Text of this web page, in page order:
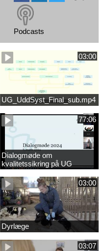
Podcasts
03:00
UG_UddSyst_Final_sub.mp4
77:06
Dialogmøde om
kvalitetssikring på UG
03:00
Dyrlæge
03:07